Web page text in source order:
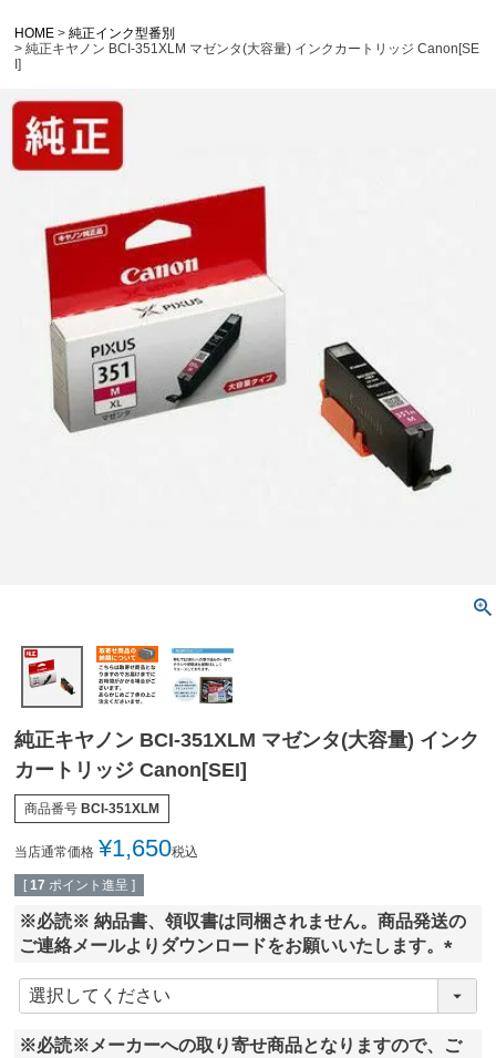
HOME
純正インク型番別
純正キヤノン BCI-351XLM マゼンタ(大容量) インクカートリッジ Canon[SE
I]
純正キヤノン BCI-351XLM マゼンタ(大容量) インク
カートリッジ Canon[SEI]
商品番号 BCI-351XLM
当店通常価格 ¥1,650税込
[ 17 ポイント進呈 ]
※必読※ 納品書、領収書は同梱されません。商品発送の
ご連絡メールよりダウンロードをお願いいたします。
(
必
)
※必読※メーカーへの取り寄せ商品となりますので、ご